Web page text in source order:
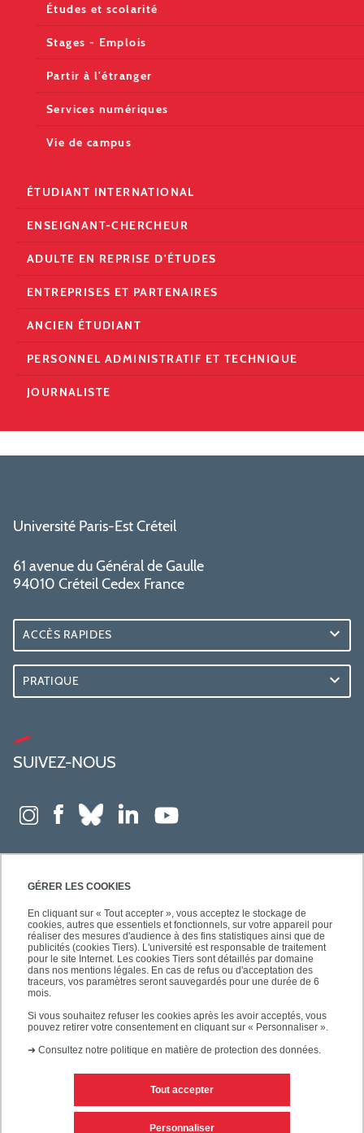
GÉRER LES COOKIES
En cliquant sur « Tout accepter », vous acceptez le stockage de
cookies, autres que essentiels et fonctionnels, sur votre appareil pour
réaliser des mesures d'audience à des fins statistiques ainsi que de
publicités (cookies Tiers). L'université est responsable de traitement
pour le site Internet. Les cookies Tiers sont détaillés par domaine
dans nos mentions légales. En cas de refus ou d'acceptation des
traceurs, vos paramètres seront sauvegardés pour une durée de 6
mois.
Si vous souhaitez refuser les cookies après les avoir acceptés, vous
pouvez retirer votre consentement en cliquant sur « Personnaliser ».
➜ Consultez notre politique en matière de protection des données.
Tout accepter
Personnaliser
Études et scolarité
Stages - Emplois
Partir à l'étranger
Services numériques
Vie de campus
ÉTUDIANT INTERNATIONAL
ENSEIGNANT-CHERCHEUR
ADULTE EN REPRISE D'ÉTUDES
ENTREPRISES ET PARTENAIRES
ANCIEN ÉTUDIANT
PERSONNEL ADMINISTRATIF ET TECHNIQUE
JOURNALISTE
Université Paris-Est Créteil
61 avenue du Général de Gaulle
94010 Créteil Cedex France
ACCÈS RAPIDES
PRATIQUE
SUIVEZ-NOUS
Mentions légales